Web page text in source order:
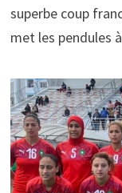
superbe coup
met les pendules